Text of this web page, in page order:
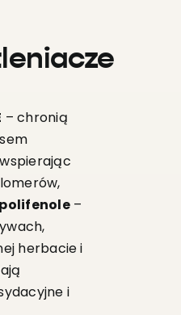
– chronią
–
herbacie i
i